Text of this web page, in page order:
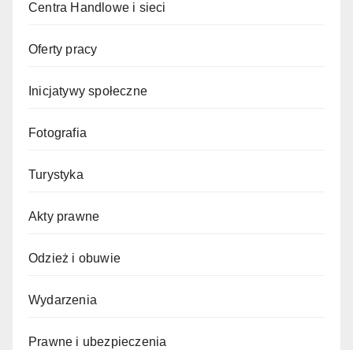
Centra Handlowe i sieci
Oferty pracy
Inicjatywy społeczne
Fotografia
Turystyka
Akty prawne
Odzież i obuwie
Wydarzenia
Prawne i ubezpieczenia